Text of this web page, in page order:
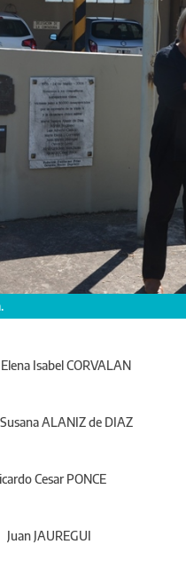
a los compañero desaparecido.
Isabel CORVALAN
ALANIZ de DIAZ
Cesar PONCE
Juan JAUREGUI